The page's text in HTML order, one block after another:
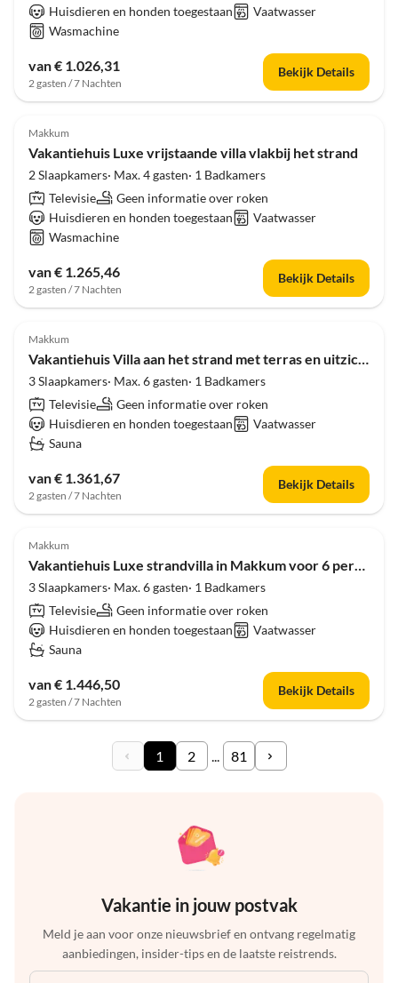
Huisdieren en honden toegestaan
Vaatwasser
Wasmachine
van € 1.026,31
2 gasten / 7 Nachten
Bekijk Details
Makkum
Vakantiehuis Luxe vrijstaande villa vlakbij het strand
2 Slaapkamers· Max. 4 gasten· 1 Badkamers
Televisie
Geen informatie over roken
Huisdieren en honden toegestaan
Vaatwasser
Wasmachine
van € 1.265,46
2 gasten / 7 Nachten
Bekijk Details
Makkum
Vakantiehuis Villa aan het strand met terras en uitzicht
3 Slaapkamers· Max. 6 gasten· 1 Badkamers
Televisie
Geen informatie over roken
Huisdieren en honden toegestaan
Vaatwasser
Sauna
van € 1.361,67
2 gasten / 7 Nachten
Bekijk Details
Makkum
Vakantiehuis Luxe strandvilla in Makkum voor 6 personen
3 Slaapkamers· Max. 6 gasten· 1 Badkamers
Televisie
Geen informatie over roken
Huisdieren en honden toegestaan
Vaatwasser
Sauna
van € 1.446,50
2 gasten / 7 Nachten
Bekijk Details
1 2 ... 81
Vakantie in jouw postvak
Meld je aan voor onze nieuwsbrief en ontvang regelmatig
aanbiedingen, insider-tips en de laatste reistrends.